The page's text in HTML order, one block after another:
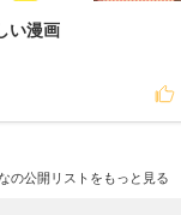
い漫画
の公開リストをもっと見る